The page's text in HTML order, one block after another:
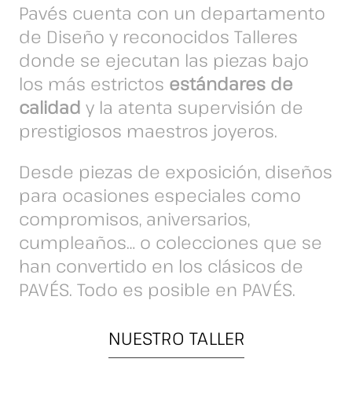
Pavés cuenta con un departamento
de Diseño y reconocidos Talleres
donde se ejecutan las piezas bajo
los más estrictos estándares de
calidad y la atenta supervisión de
prestigiosos maestros joyeros.
Desde piezas de exposición, diseños
para ocasiones especiales como
compromisos, aniversarios,
cumpleaños… o colecciones que se
han convertido en los clásicos de
PAVÉS. Todo es posible en PAVÉS.
NUESTRO TALLER